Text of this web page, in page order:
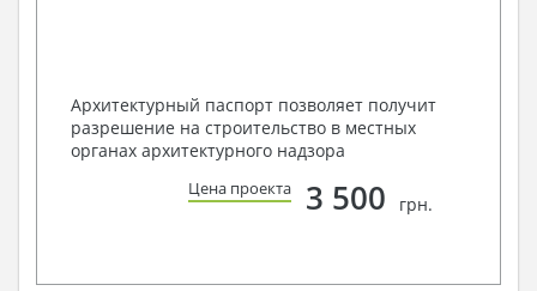
Архитектурный паспорт позволяет получит
разрешение на строительство в местных
органах архитектурного надзора
Цена проекта 3 500 грн.